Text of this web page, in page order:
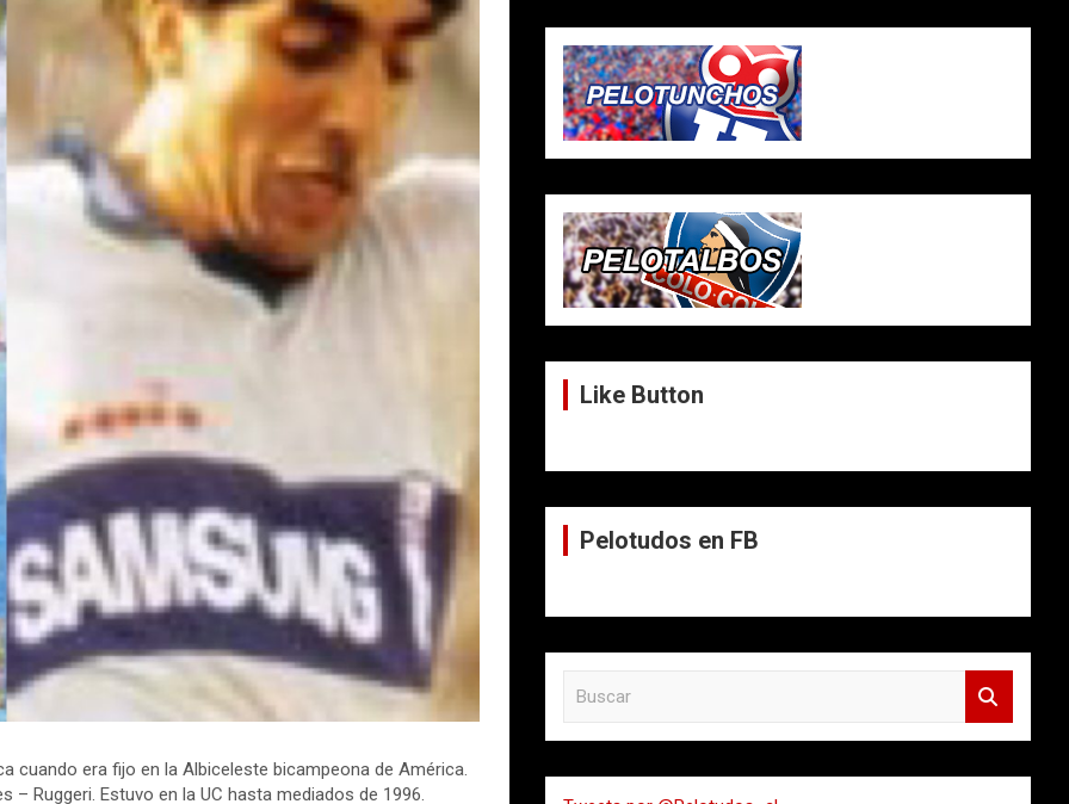
cuando era fijo en la Albiceleste bicampeona de América.
– Ruggeri. Estuvo en la UC hasta mediados de 1996.
Like Button
Pelotudos en FB
a